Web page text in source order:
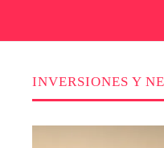
INVERSIONES Y